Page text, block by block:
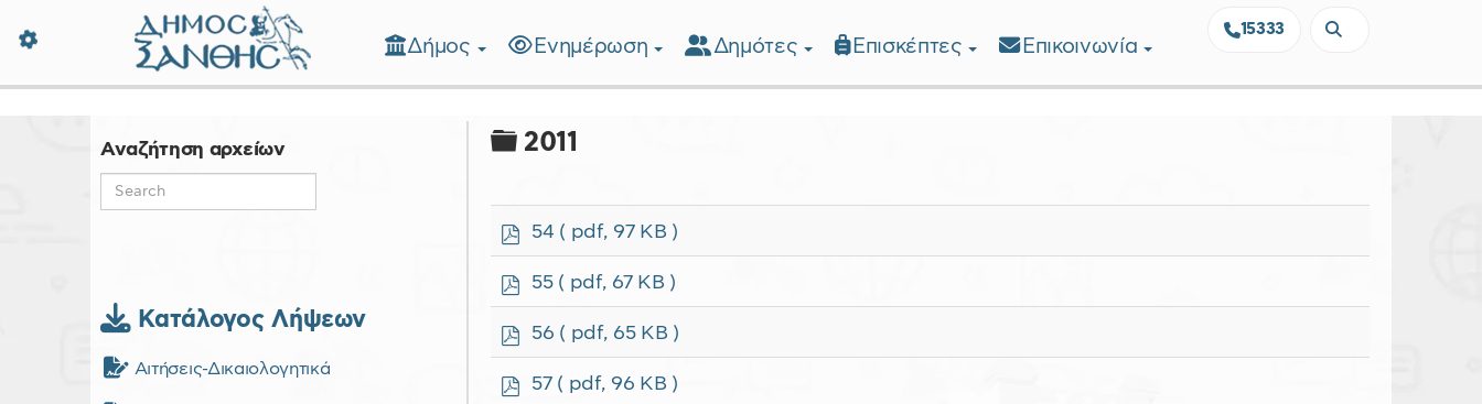
Δήμος Ξάνθης - Επίσημη Ιστοσελίδα
15333
Δήμος Ενημέρωση Δημότες Επισκέπτες Επικοινωνία
Φάκελος
2011
p
54 ( pdf, 97 KB )
p
55 ( pdf, 67 KB )
p
56 ( pdf, 65 KB )
p
57 ( pdf, 96 KB )
Αναζήτηση αρχείων
Κατάλογος Λήψεων
Αιτήσεις-Δικαιολογητικά